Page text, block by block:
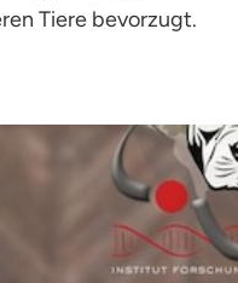
Tiere bevorzugt.